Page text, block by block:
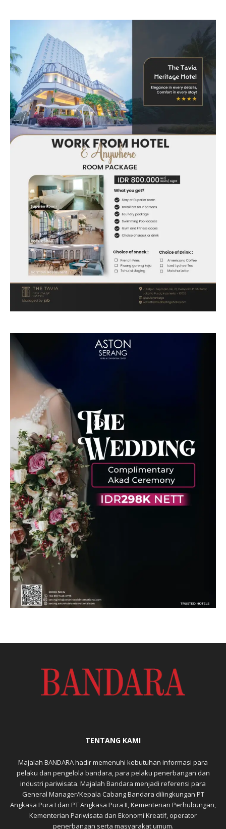
TENTANG KAMI
Majalah BANDARA hadir memenuhi kebutuhan informasi para
pelaku dan pengelola bandara, para pelaku penerbangan dan
industri pariwisata. Majalah Bandara menjadi referensi para
General Manager/Kepala Cabang Bandara dilingkungan PT
Angkasa Pura I dan PT Angkasa Pura II, Kementerian Perhubungan,
Kementerian Pariwisata dan Ekonomi Kreatif, operator
penerbangan serta masyarakat umum.